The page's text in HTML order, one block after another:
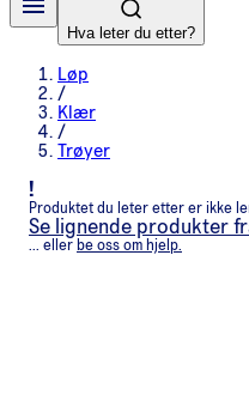
Hva leter du etter?
Løp
/
Klær
/
Trøyer
!
Produktet du leter etter er ikke
Se lignende produkter
... eller be oss om hjelp.